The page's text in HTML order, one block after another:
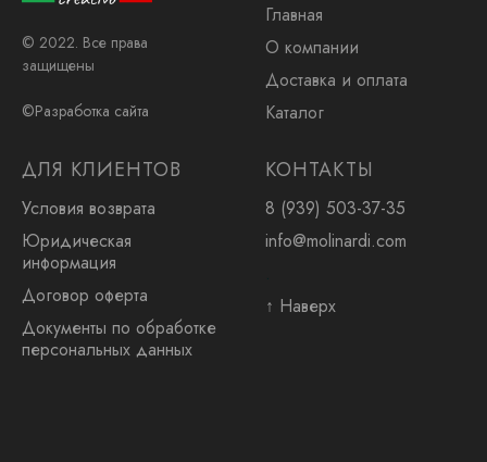
© 2022. Все права
защищены
©Разработка сайта
Главная
О компании
Доставка и оплата
Каталог
ДЛЯ КЛИЕНТОВ
Условия возврата
Юридическая
информация
Договор оферта
Документы по обработке
персональных данных
КОНТАКТЫ
8 (939) 503-37-35
info@molinardi.com
.
↑ Наверх